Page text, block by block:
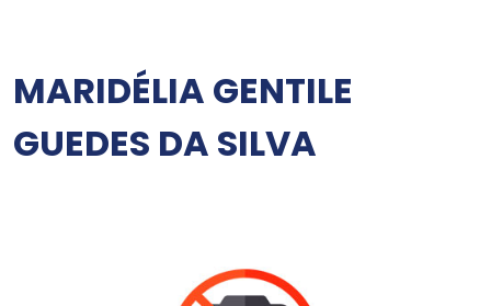
MARIDÉLIA GENTILE
GUEDES DA SILVA